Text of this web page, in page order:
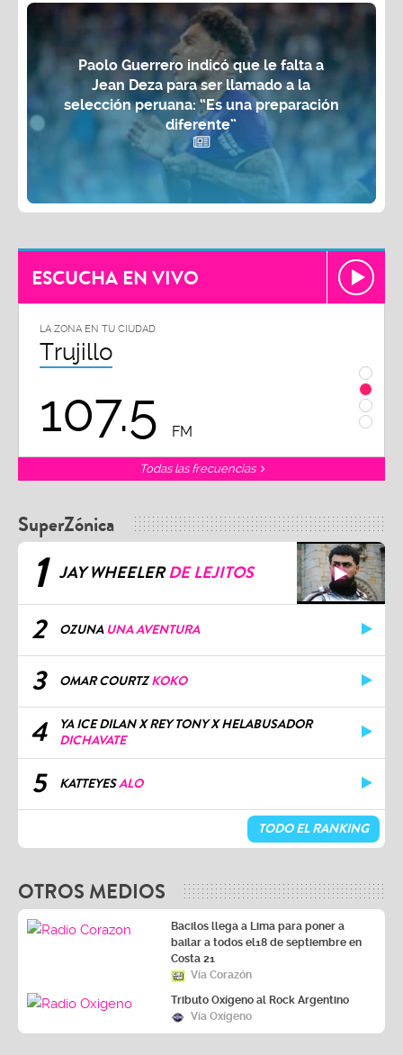
Paolo Guerrero indicó que le falta a
Jean Deza para ser llamado a la
selección peruana: “Es una preparación
diferente”
ESCUCHA EN VIVO
LA ZONA EN TU CIUDAD
Trujillo
107.5 FM
Todas las frecuencias
SuperZónica
1 JAY WHEELERDE LEJITOS
2 OZUNA UNA AVENTURA
3 OMAR COURTZKOKO
4
YA ICE DILAN X REY TONY X HELABUSADOR
DICHAVATE
5 KATTEYESALO
TODO EL RANKING
OTROS MEDIOS
Bacilos llega a Lima para poner a
bailar a todos el18 de septiembre en
Costa 21
Vía Corazón
Tributo Oxígeno al Rock Argentino
Vía Oxígeno